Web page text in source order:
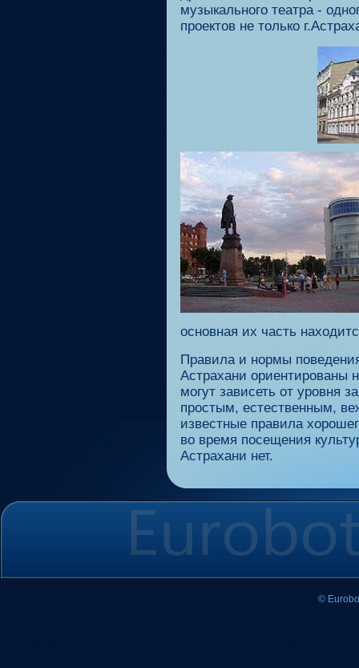
музыкального театра -
проектов не только
основная их часть
Правила и нормы
Астрахани ориентированы
могут зависеть от уровня
простым, естественным,
известные правила
во время посещения
Астрахани нет.
©